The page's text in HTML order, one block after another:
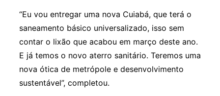
“Eu vou entregar uma nova Cuiabá, que terá o
saneamento básico universalizado, isso sem
contar o lixão que acabou em março deste ano.
E já temos o novo aterro sanitário. Teremos uma
nova ótica de metrópole e desenvolvimento
sustentável”, completou.